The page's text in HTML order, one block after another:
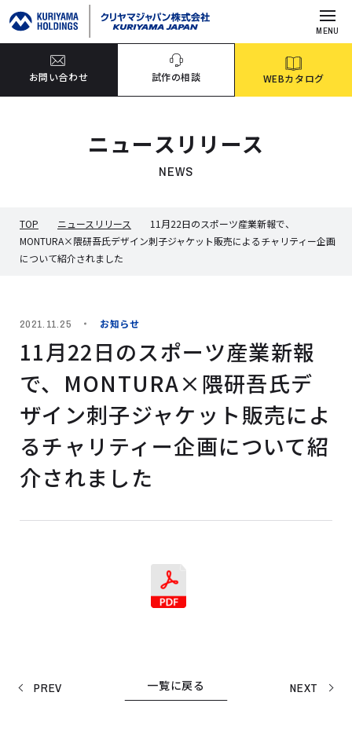
MENU
お問い合わせ 試作の相談 WEBカタログ
ニュースリリース
NEWS
TOP ニュースリリース
11月22日のスポーツ産業新報で、
MONTURA×隈研吾氏デザイン刺子ジャケット販売によるチャリティー企画
について紹介されました
2021.11.25 お知らせ
11月22日のスポーツ産業新報
で、MONTURA×隈研吾氏デ
ザイン刺子ジャケット販売によ
るチャリティー企画について紹
介されました
PREV NEXT
一覧に戻る